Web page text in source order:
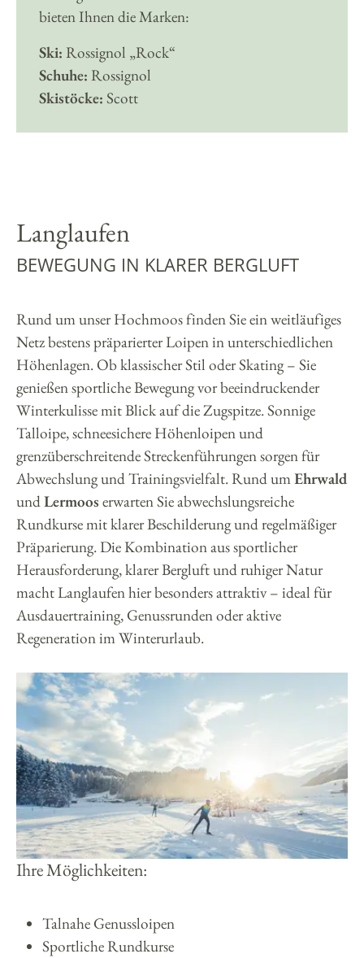
bieten Ihnen die Marken:
Ski: Rossignol „Rock“
Schuhe: Rossignol
Skistöcke: Scott
Langlaufen
BEWEGUNG IN KLARER BERGLUFT
Rund um unser Hochmoos finden Sie ein weitläufiges
Netz bestens präparierter Loipen in unterschiedlichen
Höhenlagen. Ob klassischer Stil oder Skating – Sie
genießen sportliche Bewegung vor beeindruckender
Winterkulisse mit Blick auf die Zugspitze. Sonnige
Talloipe, schneesichere Höhenloipen und
grenzüberschreitende Streckenführungen sorgen für
Abwechslung und Trainingsvielfalt. Rund umEhrwald
undLermoos erwarten Sie abwechslungsreiche
Rundkurse mit klarer Beschilderung und regelmäßiger
Präparierung. Die Kombination aus sportlicher
Herausforderung, klarer Bergluft und ruhiger Natur
macht Langlaufen hier besonders attraktiv – ideal für
Ausdauertraining, Genussrunden oder aktive
Regeneration im Winterurlaub.
Ihre Möglichkeiten:
Talnahe Genussloipen
Sportliche Rundkurse